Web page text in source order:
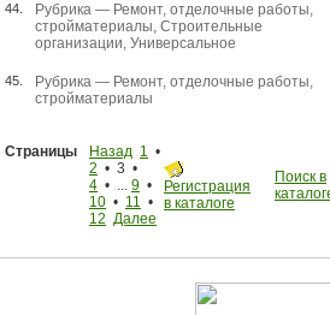
44. Рубрика — Ремонт, отделочные работы,
стройматериалы, Строительные
организации, Универсальное
45. Рубрика — Ремонт, отделочные работы,
стройматериалы
Страницы Назад 1 •
2 • 3 •
4 • ... 9 •
10 • 11 •
12 Далее
Регистрация
в каталоге
Поиск в